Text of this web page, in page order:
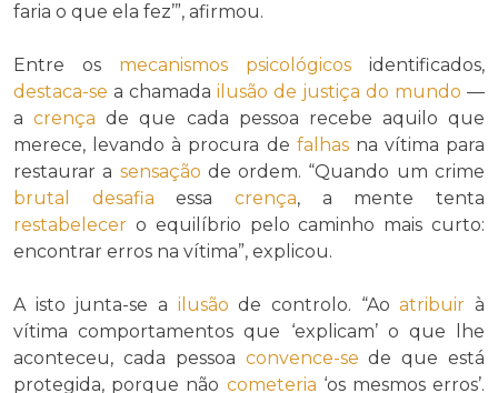
faria o que ela fez’”, afirmou.
Entre os mecanismos psicológicos identificados,
destaca-se a chamada ilusão de justiça do mundo —
acrença de que cada pessoa recebe aquilo que
merece, levando à procura de falhasna vítima para
restaurar a sensação de ordem. “Quando um crime
brutal
desafia essacrença, a mente tenta
restabelecer o equilíbrio pelo caminho mais curto:
encontrar erros na vítima”, explicou.
A isto junta-se a ilusão de controlo. “Aoatribuir à
vítima comportamentos que ‘explicam’ o que lhe
aconteceu, cada pessoa convence-se de que está
protegida, porque não cometeria ‘os mesmos erros’.